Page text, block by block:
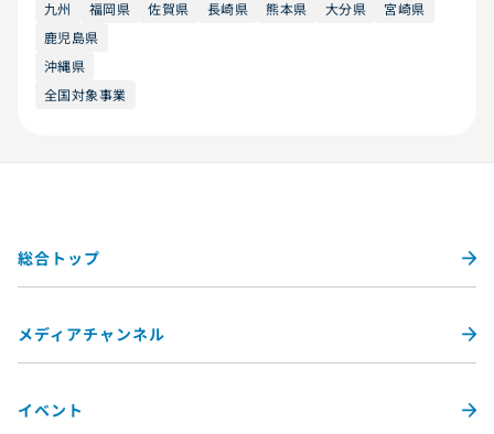
九州
福岡県 佐賀県 長崎県 熊本県 大分県
宮崎県
鹿児島県
沖縄県
全国対象事業
総合トップ
メディアチャンネル
イベント